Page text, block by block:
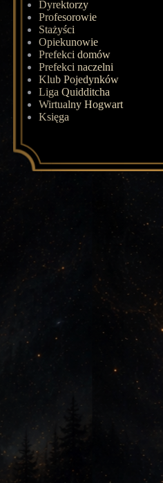
Dyrektorzy
Profesorowie
Stażyści
Opiekunowie
Prefekci domów
Prefekci naczelni
Klub Pojedynków
Liga Quidditcha
Wirtualny Hogwart
Księga